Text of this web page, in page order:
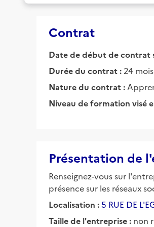
Contrat
Date de début de contrat
Durée du contrat : 24 mois
Nature du contrat :
Niveau de formation visé
Présentation de
Renseignez-vous sur
présence sur les réseaux
Localisation :5 RUE DE
Taille de l'entreprise : non